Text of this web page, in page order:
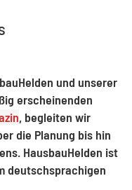
und unserer
erscheinenden
, begleiten wir
die Planung bis hin
HausbauHelden ist
deutschsprachigen